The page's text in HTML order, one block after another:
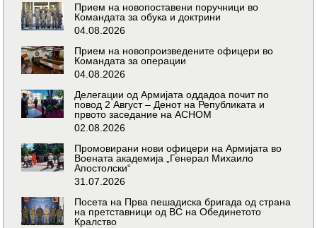
Прием на новопоставени поручници во
Командата за обука и доктрини
04.08.2026
Прием на новопроизведените офицери во
Командата за операции
04.08.2026
Делегации од Армијата оддадоа почит по
повод 2 Август – Денот на Републиката и
првото заседание на АСНОМ
02.08.2026
Промовирани нови офицери на Армијата во
Воената академија „Генерал Михаило
Апостолски“
31.07.2026
Посета на Прва пешадиска бригада од страна
на претставници од ВС на Обединетото
Кралство